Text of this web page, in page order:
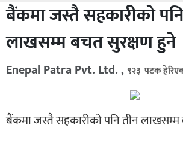
बैंकमा जस्तै सहकारीको
लाखसम्म बचत सुरक्षण हुने
Enepal Patra Pvt. Ltd. , ९२३ पटक
बैंकमा जस्तै सहकारीको पनि तीन